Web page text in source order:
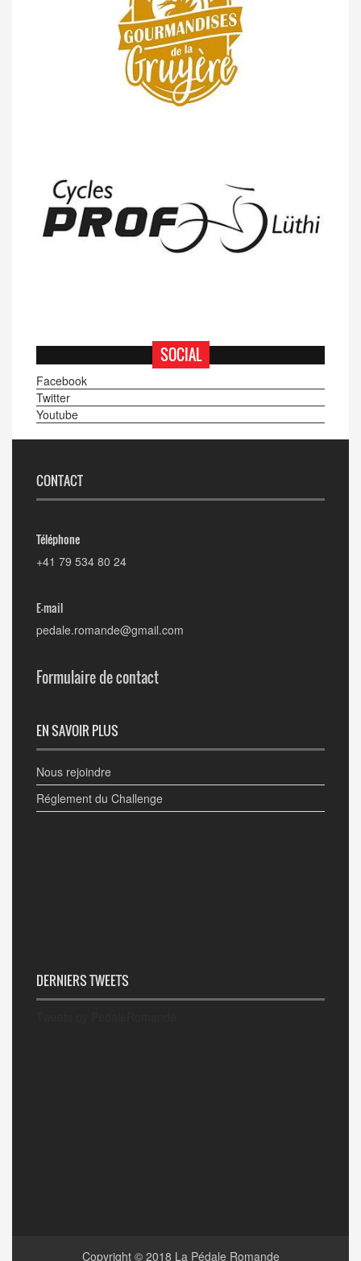
SOCIAL
Facebook
Twitter
Youtube
CONTACT
Téléphone
+41 79 534 80 24
E-mail
pedale.romande@gmail.com
Formulaire de contact
EN SAVOIR PLUS
Nous rejoindre
Réglement du Challenge
DERNIERS TWEETS
Copyright © 2018 La Pédale Romande